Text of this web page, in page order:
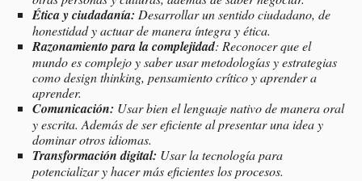
Ética y ciudadanía: Desarrollar un sentido ciudadano, de
honestidad y actuar de manera íntegra y ética.
Razonamiento para la complejidad: Reconocer que el
mundo es complejo y saber usar metodologías y estrategias
como design thinking, pensamiento crítico y aprender a
aprender.
Comunicación: Usar bien el lenguaje nativo de manera oral
y escrita. Además de ser eficiente al presentar una idea y
dominar otros idiomas.
Transformación digital: Usar la tecnología para
potencializar y hacer más eficientes los procesos.